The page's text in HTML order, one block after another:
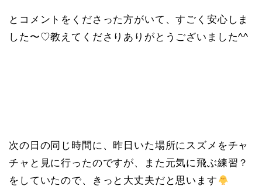
とコメントをくださった方がいて、すごく安心しま
した〜♡教えてくださりありがとうございました^^
次の日の同じ時間に、昨日いた場所にスズメをチャ
チャと見に行ったのですが、また元気に飛ぶ練習？
をしていたので、きっと大丈夫だと思います